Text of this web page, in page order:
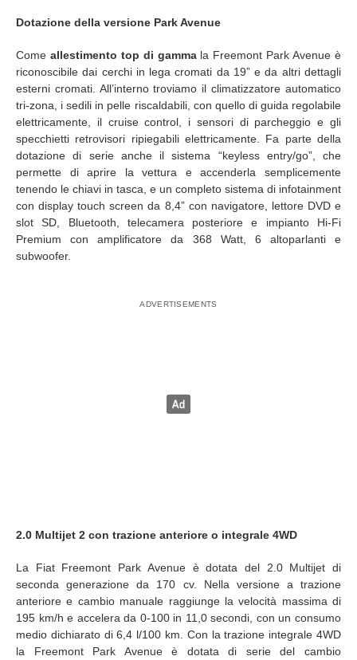
Dotazione della versione Park Avenue
Come allestimento top di gammala Freemont Park Avenue è
riconoscibile dai cerchi in lega cromati da 19” e da altri dettagli
esterni cromati. All’interno troviamo il climatizzatore automatico
tri-zona, i sedili in pelle riscaldabili, con quello di guida regolabile
elettricamente, il cruise control, i sensori di parcheggio e gli
specchietti retrovisori ripiegabili elettricamente. Fa parte della
dotazione di serie anche il sistema “keyless entry/go”, che
permette di aprire la vettura e accenderla semplicemente
tenendo le chiavi in tasca, e un completo sistema di infotainment
con display touch screen da 8,4” con navigatore, lettore DVD e
slot SD, Bluetooth, telecamera posteriore e impianto Hi-Fi
Premium con amplificatore da 368 Watt, 6 altoparlanti e
subwoofer.
2.0 Multijet 2 con trazione anteriore o integrale 4WD
La Fiat Freemont Park Avenue è dotata del 2.0 Multijet di
seconda generazione da 170 cv. Nella versione a trazione
anteriore e cambio manuale raggiunge la velocità massima di
195 km/h e accelera da 0-100 in 11,0 secondi, con un consumo
medio dichiarato di 6,4 l/100 km. Con la trazione integrale 4WD
la Freemont Park Avenue è dotata di serie del cambio